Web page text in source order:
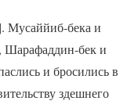
Мусаййиб-бека и
Шарафаддин-бек и
и бросились в
здешнего